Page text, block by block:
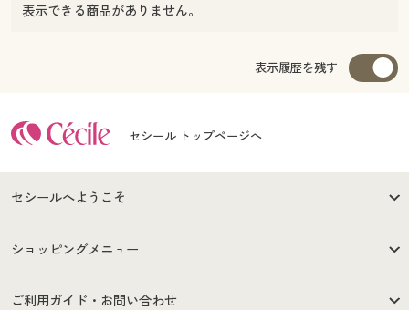
表示できる商品がありません。
表示履歴を残す
セシール トップページへ
セシールへようこそ
はじめての方へ
セシールご利用規約
ショッピングメニュー
商品カテゴリ
ご利用ガイド・お問い合わせ